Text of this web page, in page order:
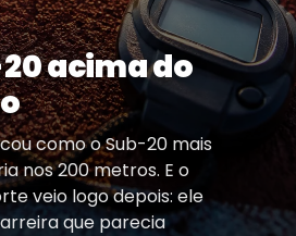
acima do
como o Sub-20 mais
nos 200 metros. E o
veio logo depois: ele
que parecia